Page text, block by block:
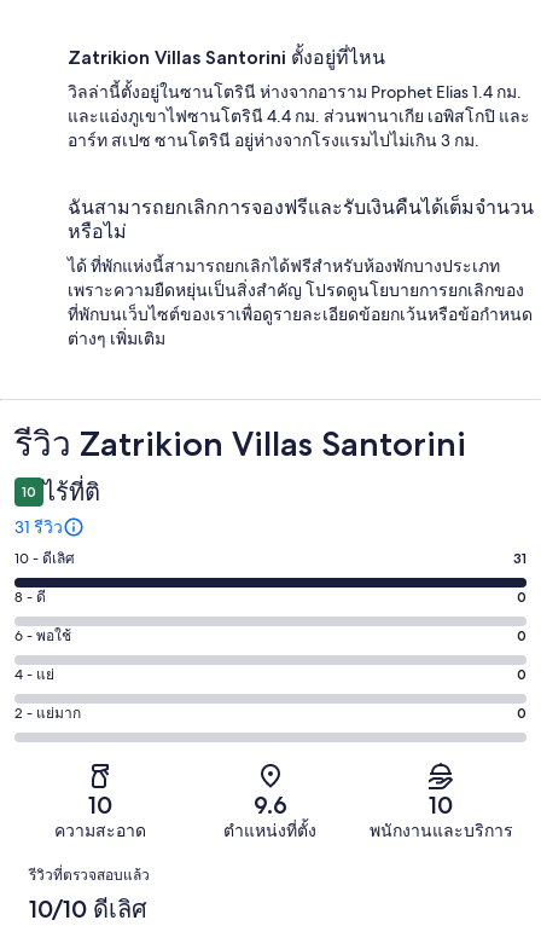
Zatrikion Villas Santorini ตั้งอยู่ที่ไหน
วิลล่านี้ตั้งอยู่ในซานโตรินี ห่างจากอาราม Prophet Elias 1.4 กม.
และแอ่งภูเขาไฟซานโตรินี 4.4 กม. ส่วนพานาเกีย เอพิสโกปิ และ
อาร์ท สเปซ ซานโตรินี อยู่ห่างจากโรงแรมไปไม่เกิน 3 กม.
ฉันสามารถยกเลิกการจองฟรีและรับเงินคืนได้เต็มจำนวน
หรือไม่
ได้ ที่พักแห่งนี้สามารถยกเลิกได้ฟรีสำหรับห้องพักบางประเภท
เพราะความยืดหยุ่นเป็นสิ่งสำคัญ โปรดดูนโยบายการยกเลิกของ
ที่พักบนเว็บไซต์ของเราเพื่อดูรายละเอียดข้อยกเว้นหรือข้อกำหนด
ต่างๆ เพิ่มเติม
รีวิว
รีวิว Zatrikion Villas Santorini
10 ไร้ที่ติ
31 รีวิว
คะแนน
10
-
ดี
เลิศ
31
จาก
10 - ดีเลิศ 31
คะแนน
8
-
ดี
0
จาก
8 - ดี 0
คะแนน
6
-
พอใช้
0
6 - พอใช้ 0
คะแนน
4
-
รีวิว
4 - แย่ 0
คะแนน
2
จาก
2 - แย่มาก 0
10
ความสะอาด
9.6
ตำแหน่งที่ตั้ง
10
พนักงานและบริการ
รีวิว
รีวิวที่ตรวจสอบแล้ว
10/10 ดีเลิศ